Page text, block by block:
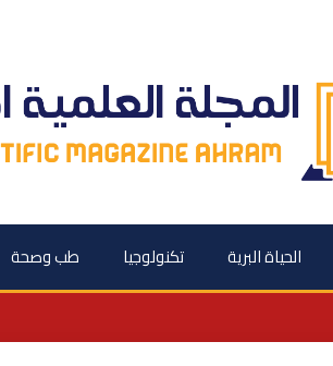
طب وصحة تكنولوجيا الحياة البرية